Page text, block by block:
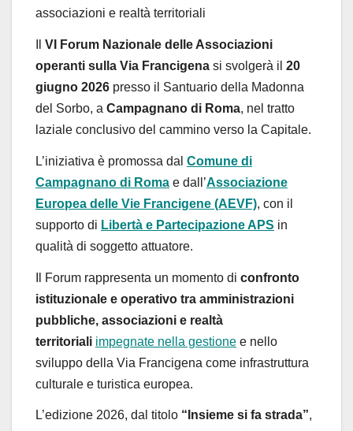
associazioni e realtà territoriali
VI Forum Nazionale delle Associazioni
operanti sulla Via Francigena si svolgerà il 20
giugno 2026 presso il Santuario della Madonna
del Sorbo, a Campagnano di Roma, nel tratto
laziale conclusivo del cammino verso la Capitale.
L’iniziativa è promossa dal Comune di
Campagnano di Roma e dall’Associazione
Europea delle Vie Francigene (AEVF), con il
supporto di Libertà e Partecipazione APS in
qualità di soggetto attuatore.
Il Forum rappresenta un momento di confronto
istituzionale e operativo tra amministrazioni
pubbliche, associazioni e realtà
territoriali impegnate nella gestione e nello
sviluppo della Via Francigena come infrastruttura
culturale e turistica europea.
L’edizione 2026, dal titolo “Insieme si fa strada”,